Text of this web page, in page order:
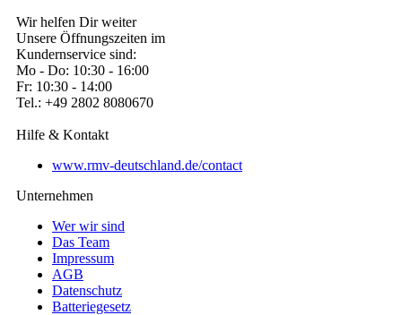
Wir helfen Dir weiter
Unsere Öffnungszeiten im
Kundernservice sind:
Mo - Do: 10:30 - 16:00
Fr: 10:30 - 14:00
Tel.: +49 2802 8080670
Hilfe & Kontakt
www.rmv-deutschland.de/contact
Unternehmen
Wer wir sind
Das Team
Impressum
AGB
Datenschutz
Batteriegesetz